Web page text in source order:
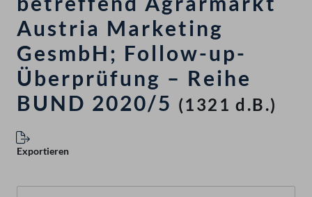
Austria Marketing
GesmbH; Follow-up-
Überprüfung – Reihe
BUND 2020/5 (1321 d.B.)
Exportieren